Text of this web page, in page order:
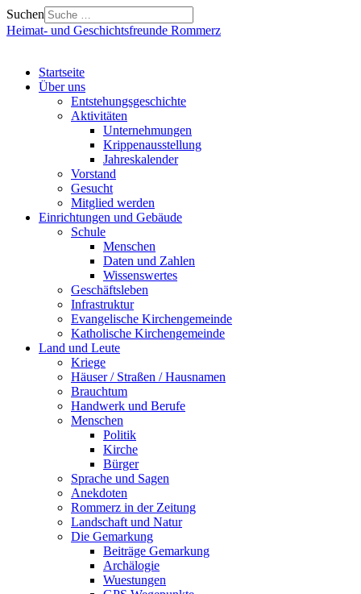
Suchen
Heimat- und Geschichtsfreunde Rommerz
Startseite
Über uns
Entstehungsgeschichte
Aktivitäten
Unternehmungen
Krippenausstellung
Jahreskalender
Vorstand
Gesucht
Mitglied werden
Einrichtungen und Gebäude
Schule
Menschen
Daten und Zahlen
Wissenswertes
Geschäftsleben
Infrastruktur
Evangelische Kirchengemeinde
Katholische Kirchengemeinde
Land und Leute
Kriege
Häuser / Straßen / Hausnamen
Brauchtum
Handwerk und Berufe
Menschen
Politik
Kirche
Bürger
Sprache und Sagen
Anekdoten
Rommerz in der Zeitung
Landschaft und Natur
Die Gemarkung
Beiträge Gemarkung
Archälogie
Wuestungen